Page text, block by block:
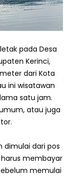
pada Desa
Kerinci,
dari Kota
ini wisatawan
satu jam.
atau juga
dimulai dari pos
membayar
memulai